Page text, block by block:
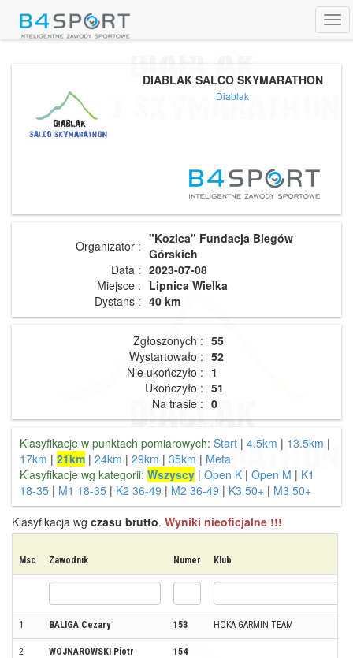
DIABLAK SALCO SKYMARATHON
Diablak
Organizator : "Kozica" Fundacja Biegów
Górskich
Data : 2023-07-08
Miejsce : Lipnica Wielka
Dystans : 40 km
Zgłoszonych : 55
Wystartowało : 52
Nie ukończyło : 1
Ukończyło : 51
Na trasie : 0
Klasyfikacje w punktach pomiarowych: Start | 4.5km | 13.5km |
17km | 21km | 24km | 29km | 35km | Meta
Klasyfikacje wg kategorii: Wszyscy | Open K | Open M | K1
18-35 | M1 18-35 | K2 36-49 | M2 36-49 | K3 50+ | M3 50+
Klasyfikacja wg czasu brutto. Wyniki nieoficjalne !!!
Msc Zawodnik Numer Klub
1 BALIGA Cezary 153 HOKA GARMIN TEAM
2 WOJNAROWSKI Piotr 154